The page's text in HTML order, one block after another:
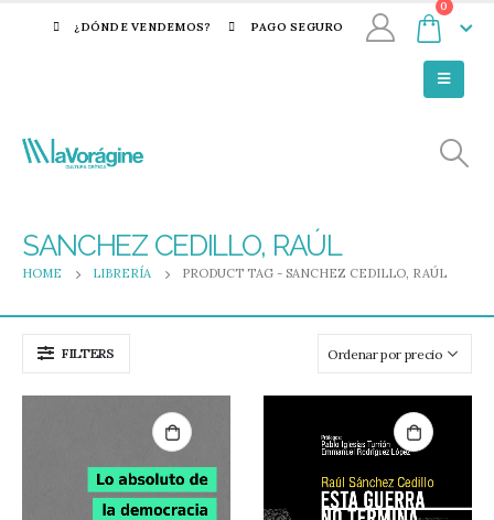
¿DÓNDE VENDEMOS? PAGO SEGURO
0
SANCHEZ CEDILLO, RAÚL
HOME LIBRERÍA PRODUCT TAG - SANCHEZ CEDILLO, RAÚL
FILTERS